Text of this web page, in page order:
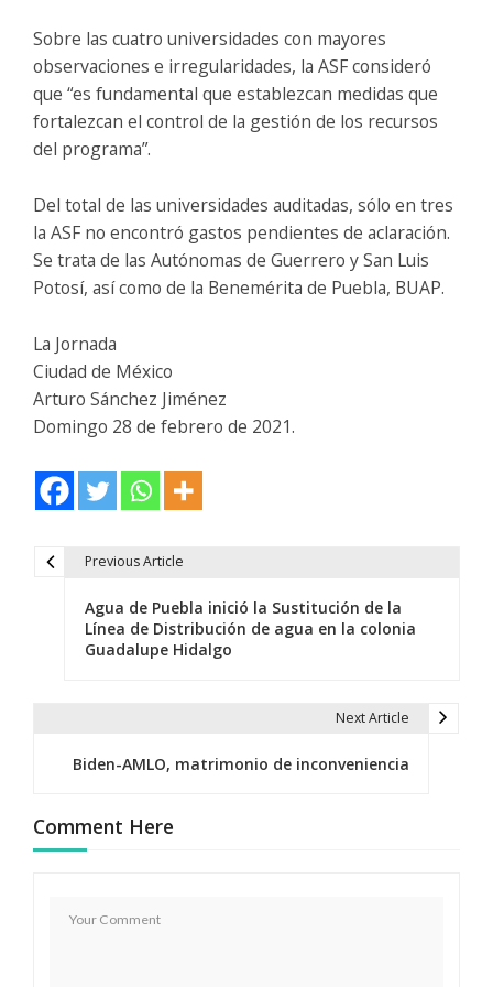
Sobre las cuatro universidades con mayores
observaciones e irregularidades, la ASF consideró
que “es fundamental que establezcan medidas que
fortalezcan el control de la gestión de los recursos
del programa”.
Del total de las universidades auditadas, sólo en tres
la ASF no encontró gastos pendientes de aclaración.
Se trata de las Autónomas de Guerrero y San Luis
Potosí, así como de la Benemérita de Puebla, BUAP.
La Jornada
Ciudad de México
Arturo Sánchez Jiménez
Domingo 28 de febrero de 2021.
c
i
Previous Article
Agua de Puebla inició la Sustitución de la
Línea de Distribución de agua en la colonia
Guadalupe Hidalgo
Next Article
Biden-AMLO, matrimonio de inconveniencia
Comment Here